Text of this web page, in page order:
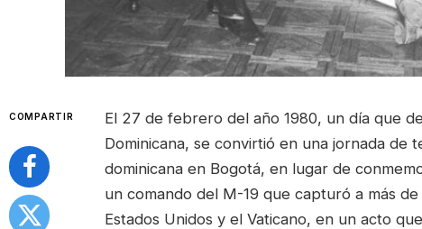
COMPARTIR
El 27 de febrero del año 1980, un día que
Dominicana, se convirtió en una jornada de
dominicana en Bogotá, en lugar de
un comando del M-19 que capturó a más
Estados Unidos y el Vaticano, en un acto